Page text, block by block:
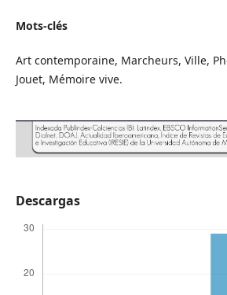
Mots-clés
Art contemporaine, Marcheurs, Ville,
Jouet, Mémoire vive.
Descargas